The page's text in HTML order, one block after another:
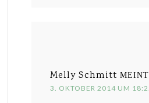
Melly Schmitt MEINT
3. OKTOBER 2014 UM